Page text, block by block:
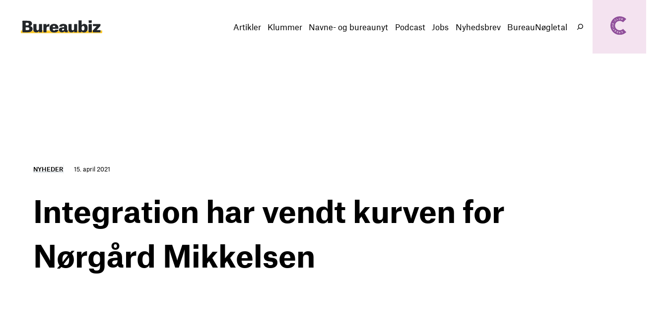
indhold
Artikler Klummer Navne- og bureaunyt Podcast Jobs Nyhedsbrev BureauNøgletal
Søg
NYHEDER 15. april 2021
Integration har vendt kurven for
Nørgård Mikkelsen